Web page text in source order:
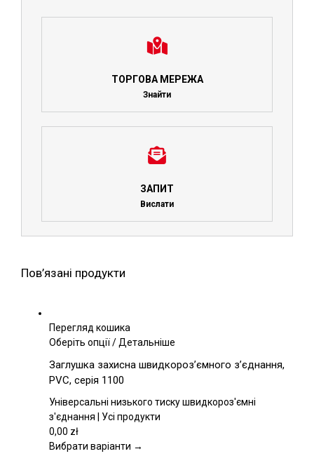
ТОРГОВА МЕРЕЖА
Знайти
ЗАПИТ
Вислати
Пов’язані продукти
Перегляд кошика
Оберіть опціїЦей
має
кілька
варіантів.
Параметри
вибрати
/Детальніше
Заглушка захисна швидкороз’ємного з’єднання,
PVC, серія 1100
Універсальні низького тиску швидкороз'ємні
з'єднання | Усі продукти
0,00 zł
Вибрати варіанти →